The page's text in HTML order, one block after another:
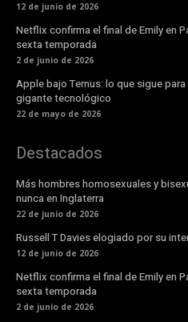
12 de junio de 2026
Netflix confirma el final de Emily en
sexta temporada
2 de junio de 2026
Apple bajo Ternus: lo que sigue
gigante tecnológico
22 de mayo de 2026
Destacados
Más hombres homosexuales y
nunca en Inglaterra
22 de junio de 2026
Russell T Davies elogiado por su
12 de junio de 2026
Netflix confirma el final de Emily en
sexta temporada
2 de junio de 2026